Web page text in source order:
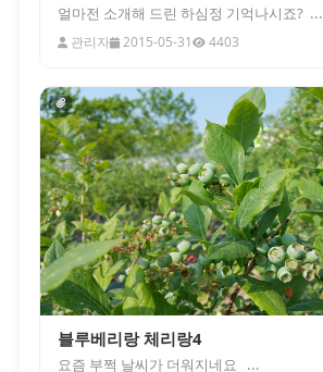
얼마전 소개해 드린 하심정 기억나시죠? ...
관리자 2015-05-31 4403
블루베리랑 체리랑4
요즘 부쩍 날씨가 더워지네요 ...